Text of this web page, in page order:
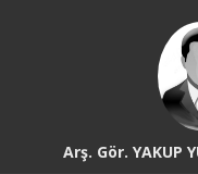
Arş. Gör. YAKUP